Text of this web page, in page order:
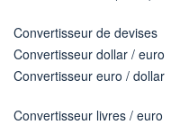
Convertisseur de devises
Convertisseur dollar / euro
Convertisseur euro / dollar
Convertisseur livres / euro